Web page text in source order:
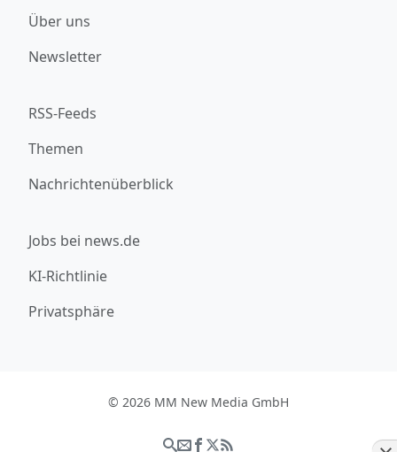
Über uns
Newsletter
RSS-Feeds
Themen
Nachrichtenüberblick
Jobs bei news.de
KI-Richtlinie
Privatsphäre
© 2026 MM New Media GmbH